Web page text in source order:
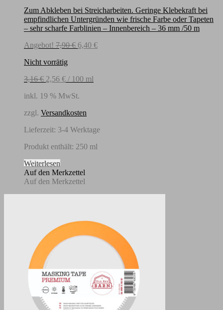
Zum Abkleben bei Streicharbeiten. Geringe Klebekraft bei
empfindlichen Untergründen wie frische Farbe oder Tapeten
– sehr scharfe Farblinien – Innenbereich – 36 mm /50 m
Angebot! 7,90€ Ursprünglicher
6,40 €Aktueller
Nicht vorrätig
3,16€ 2,56 € / 100 ml
inkl. 19 % MwSt.
zzgl. Versandkosten
Lieferzeit: 3-4 Werktage
Produkt enthält: 250 ml
Weiterlesen
Auf den Merkzettel
Auf den Merkzettel